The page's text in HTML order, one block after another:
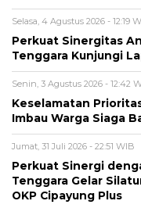
Selasa, 4 Agustus 2026 - 12:19
Perkuat Sinergitas
Tenggara Kunjungi
Senin, 3 Agustus 2026 - 12:42
Keselamatan
Imbau Warga Siaga
Jumat, 31 Juli 2026 - 22:51 WIB
Perkuat Sinergi
Tenggara Gelar
OKP Cipayung Plus